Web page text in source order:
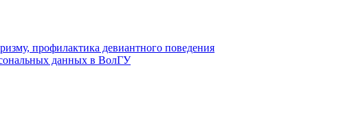
профилактика девиантного поведения
данных в ВолГУ